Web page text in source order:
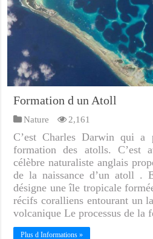
Formation d un Atoll
Nature 2,161
C’est Charles Darwin qui
formation des atolls. C’est
célèbre naturaliste anglais
de la naissance d’un atoll .
désigne une île tropicale
récifs coralliens entourant un
volcanique Le processus de
Plus d Informations »